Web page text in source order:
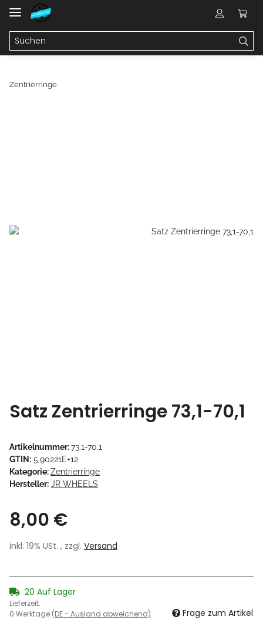
Zentrierringe
Satz Zentrierringe 73,1-70,1
Artikelnummer:73.1-70.1
GTIN: 5,90221E+12
Kategorie:Zentrierringe
Hersteller: JR WHEELS
8,00 €
inkl. 19% USt. , zzgl. Versand
20 Auf Lager
Lieferzeit:
0 Werktage (DE - Ausland abweichend) Frage zum Artikel